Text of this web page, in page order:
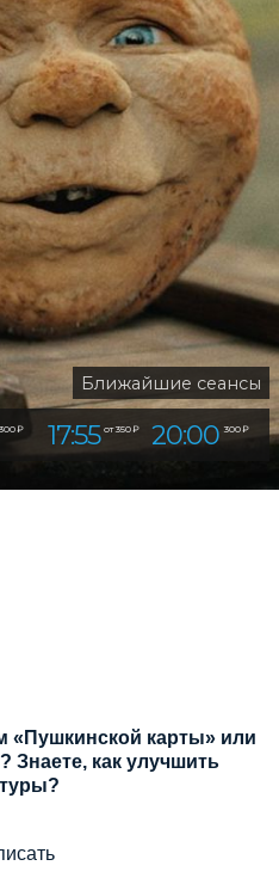
Ближайшие сеансы
300 ₽ 17:55 от 350 ₽ 20:00 300 ₽
«Пушкинской карты» или
Знаете, как улучшить